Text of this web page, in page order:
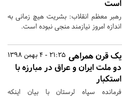
است
رهبر معظم انقلاب: بشریت هیچ زمانی به
اندازه امروز نیازمند منجی نبوده است.
21:25 - 4 بهمن 1398 یک قرن همراهی
دو ملت ایران و عراق در مبارزه با
استکبار
فرمانده سپاه لرستان با بیان اینکه